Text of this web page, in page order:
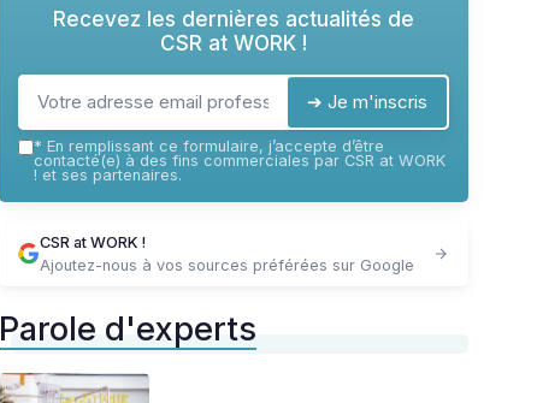
Recevez les dernières actualités de
CSR at WORK !
➔ Je m'inscris
* En remplissant ce formulaire, j’accepte d’être
contacté(e) à des fins commerciales par CSR at WORK
! et ses partenaires.
CSR at WORK !
Ajoutez-nous à vos sources préférées sur Google
Parole d'experts